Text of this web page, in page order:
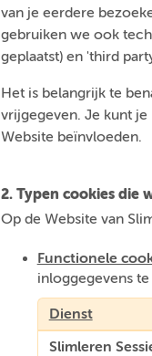
van je eerdere
gebruiken we ook
geplaatst) en 'third
Het is belangrijk te
vrijgegeven. Je kunt
Website beïnvloeden.
2. Typen cookies die
Op de Website van
Functionele
inloggegevens
Dienst
Slimleren